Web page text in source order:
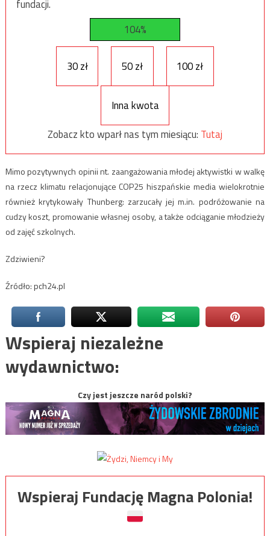
fundacji.
104%
30 zł 50 zł 100 zł
Inna kwota
Zobacz kto wparł nas tym miesiącu: Tutaj
Mimo pozytywnych opinii nt. zaangażowania młodej aktywistki w walkę
na rzecz klimatu relacjonujące COP25 hiszpańskie media wielokrotnie
również krytykowały Thunberg: zarzucały jej m.in. podróżowanie na
cudzy koszt, promowanie własnej osoby, a także odciąganie młodzieży
od zajęć szkolnych.
Zdziwieni?
Źródło: pch24.pl
Wspieraj niezależne
wydawnictwo:
Czy jest jeszcze naród polski?
Wspieraj Fundację Magna Polonia!